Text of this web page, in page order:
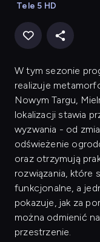
Tele 5 HD
W tym sezonie
realizuje
Nowym Targu,
lokalizacji stawia
wyzwania - od
odświeżenie
oraz otrzymują
rozwiązania, które
funkcjonalne, a
pokazuje, jak za
można odmienić
przestrzenie.